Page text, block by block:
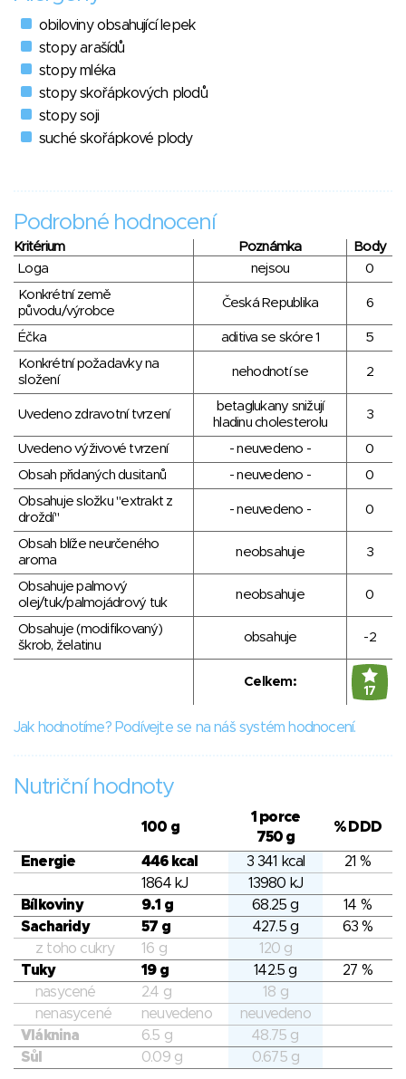
obiloviny obsahující lepek
stopy arašídů
stopy mléka
stopy skořápkových plodů
stopy soji
suché skořápkové plody
Podrobné hodnocení
Kritérium Poznámka
Body
Loga
nejsou
0
Konkrétní země
původu/výrobce
Česká Republika 6
Éčka aditiva se skóre 1
5
Konkrétní požadavky na
složení
nehodnotí se 2
Uvedeno zdravotní tvrzení
betaglukany snižují
hladinu cholesterolu
3
Uvedeno výživové tvrzení - neuvedeno -
0
Obsah přidaných dusitanů
- neuvedeno -
0
Obsahuje složku "extrakt z
droždí"
- neuvedeno - 0
Obsah blíže neurčeného
aroma
neobsahuje 3
Obsahuje palmový
olej/tuk/palmojádrový tuk
neobsahuje 0
Obsahuje (modifikovaný)
škrob, želatinu
obsahuje -2
Celkem:
17
Jak hodnotíme? Podívejte se na náš systém hodnocení.
Nutriční hodnoty
100 g
1 porce
750 g
% DDD
Energie 446 kcal 3 341 kcal
21 %
1864 kJ
13980 kJ
Bílkoviny
9.1 g 68.25 g
14 %
Sacharidy
57 g 427.5 g
63 %
z toho cukry
16 g
120 g
Tuky
19 g 142.5 g
27 %
nasycené
2.4 g
18 g
nenasycené
neuvedeno
neuvedeno
Vláknina
6.5 g
48.75 g
Sůl
0.09 g 0.675 g